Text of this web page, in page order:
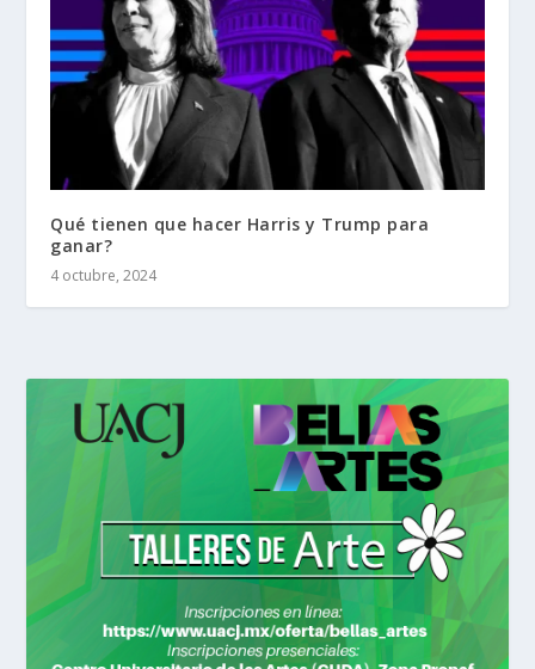
Qué tienen que hacer Harris y Trump para
ganar?
4 octubre, 2024